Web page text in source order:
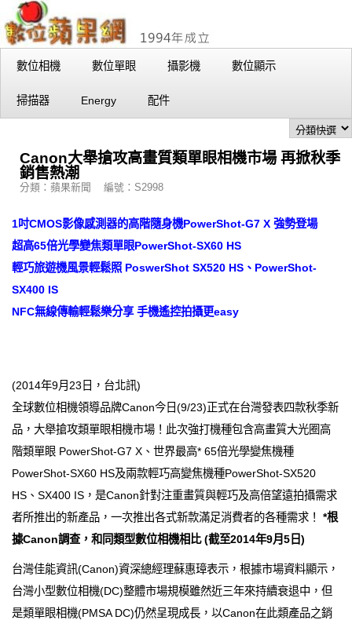
數位相機 數位單眼 攝影機 數位顯示
掃描器 Energy 配件
Canon大舉搶攻高畫質類單眼相機市場 再掀秋季
銷售熱潮
分類：蘋果新聞 編號：S2998
1吋CMOS影像感測器的高階隨身機PowerShot-G7 X 強勢登場
超高65倍光學變焦類單眼PowerShot-SX60 HS
輕巧旅遊機風景輕鬆照 PoswerShot SX520 HS、PowerShot-
SX400 IS
NFC無線傳輸輕鬆樂分享 手機遙控拍攝更easy
(2014年9月23日，台北訊)
全球數位相機領導品牌Canon今日(9/23)正式在台灣發表四款秋季新
品，大舉搶攻類單眼相機市場！此次強打機種包含高畫質大光圈高
階類單眼 PowerShot-G7 X、世界最高* 65倍光學變焦機種
PowerShot-SX60 HS及兩款輕巧高變焦機種PowerShot-SX520
HS、SX400 IS，是Canon針對注重畫質與輕巧及高倍望遠拍攝需求
者所推出的新產品，一次推出各式新款滿足消費者的各種需求！ *根
據Canon調查，和同類型數位相機相比 (截至2014年9月5日)
台灣佳能資訊(Canon)資深總經理蘇惠璋表示，根據市場資料顯示，
台灣小型數位相機(DC)整體市場規模雖然近三年來持續衰退中，但
是類單眼相機(PMSA DC)仍然呈現成長，以Canon在此類產品之銷